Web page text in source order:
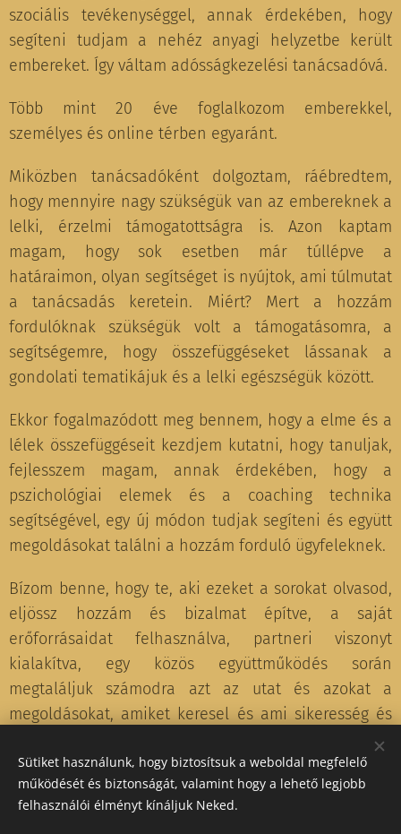
szociális tevékenységgel, annak érdekében, hogy
segíteni tudjam a nehéz anyagi helyzetbe került
embereket. Így váltam adósságkezelési tanácsadóvá.
Több mint 20 éve foglalkozom emberekkel,
személyes és online térben egyaránt.
Miközben tanácsadóként dolgoztam, ráébredtem,
hogy mennyire nagy szükségük van az embereknek a
lelki, érzelmi támogatottságra is. Azon kaptam
magam, hogy sok esetben már túllépve a
határaimon, olyan segítséget is nyújtok, ami túlmutat
a tanácsadás keretein. Miért? Mert a hozzám
fordulóknak szükségük volt a támogatásomra, a
segítségemre, hogy összefüggéseket lássanak a
gondolati tematikájuk és a lelki egészségük között.
Ekkor fogalmazódott meg bennem, hogy a elme és a
lélek összefüggéseit kezdjem kutatni, hogy tanuljak,
fejlesszem magam, annak érdekében, hogy a
pszichológiai elemek és a coaching technika
segítségével, egy új módon tudjak segíteni és együtt
megoldásokat találni a hozzám forduló ügyfeleknek.
Bízom benne, hogy te, aki ezeket a sorokat olvasod,
eljössz hozzám és bizalmat építve, a saját
erőforrásaidat felhasználva, partneri viszonyt
kialakítva, egy közös együttműködés során
megtaláljuk számodra azt az utat és azokat a
megoldásokat, amiket keresel és ami sikeresség és
Sütiket használunk, hogy biztosítsuk a weboldal megfelelő
működését és biztonságát, valamint hogy a lehető legjobb
felhasználói élményt kínáljuk Neked.